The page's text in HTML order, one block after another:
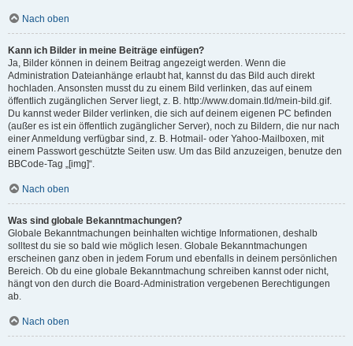
Nach oben
Kann ich Bilder in meine Beiträge einfügen?
Ja, Bilder können in deinem Beitrag angezeigt werden. Wenn die
Administration Dateianhänge erlaubt hat, kannst du das Bild auch direkt
hochladen. Ansonsten musst du zu einem Bild verlinken, das auf einem
öffentlich zugänglichen Server liegt, z. B. http://www.domain.tld/mein-bild.gif.
Du kannst weder Bilder verlinken, die sich auf deinem eigenen PC befinden
(außer es ist ein öffentlich zugänglicher Server), noch zu Bildern, die nur nach
einer Anmeldung verfügbar sind, z. B. Hotmail- oder Yahoo-Mailboxen, mit
einem Passwort geschützte Seiten usw. Um das Bild anzuzeigen, benutze den
BBCode-Tag „[img]“.
Nach oben
Was sind globale Bekanntmachungen?
Globale Bekanntmachungen beinhalten wichtige Informationen, deshalb
solltest du sie so bald wie möglich lesen. Globale Bekanntmachungen
erscheinen ganz oben in jedem Forum und ebenfalls in deinem persönlichen
Bereich. Ob du eine globale Bekanntmachung schreiben kannst oder nicht,
hängt von den durch die Board-Administration vergebenen Berechtigungen
ab.
Nach oben